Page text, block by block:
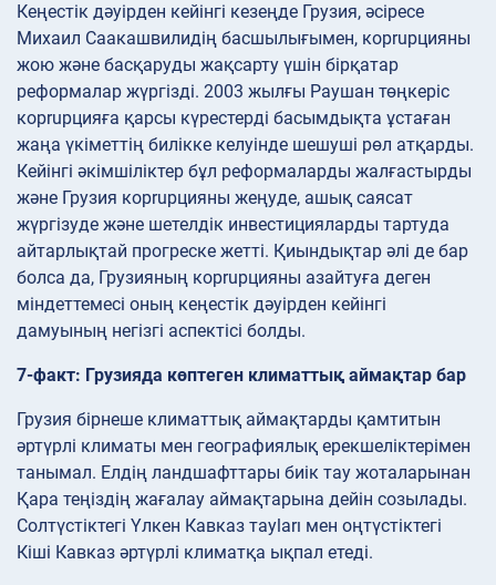
Кеңестік дәуірден кейінгі кезеңде Грузия, әсіресе
Михаил Саакашвилидің басшылығымен, корrupцияны
жою және басқаруды жақсарту үшін бірқатар
реформалар жүргізді. 2003 жылғы Раушан төңкеріс
корrupцияға қарсы күрестерді басымдықта ұстаған
жаңа үкіметтің билікке келуінде шешуші рөл атқарды.
Кейінгі әкімшіліктер бұл реформаларды жалғастырды
және Грузия корrupцияны жеңуде, ашық саясат
жүргізуде және шетелдік инвестицияларды тартуда
айтарлықтай прогреске жетті. Қиындықтар әлі де бар
болса да, Грузияның корrupцияны азайтуға деген
міндеттемесі оның кеңестік дәуірден кейінгі
дамуының негізгі аспектісі болды.
7-факт: Грузияда көптеген климаттық аймақтар бар
Грузия бірнеше климаттық аймақтарды қамтитын
әртүрлі климаты мен географиялық ерекшеліктерімен
танымал. Елдің ландшафттары биік тау жоталарынан
Қара теңіздің жағалау аймақтарына дейін созылады.
Солтүстіктегі Үлкен Кавказ тауları мен оңтүстіктегі
Кіші Кавказ әртүрлі климатқа ықпал етеді.